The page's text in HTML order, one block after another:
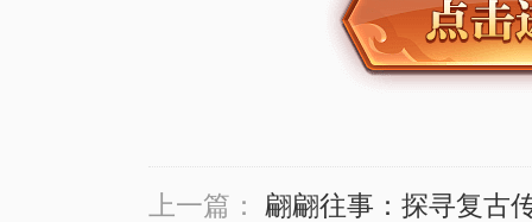
上一篇：
翩翩往事：探寻复古